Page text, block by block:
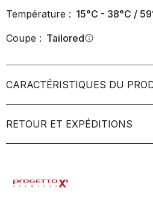
Température : 15°C - 38°C /
Coupe : Tailoredinfo
CARACTÉRISTIQUES DU
RETOUR ET EXPÉDITIONS